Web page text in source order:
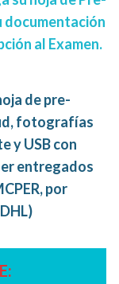
documentación
al Examen.
de pre-
fotografías
y USB con
entregados
por